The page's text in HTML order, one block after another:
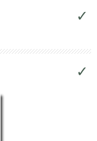
✓
✓